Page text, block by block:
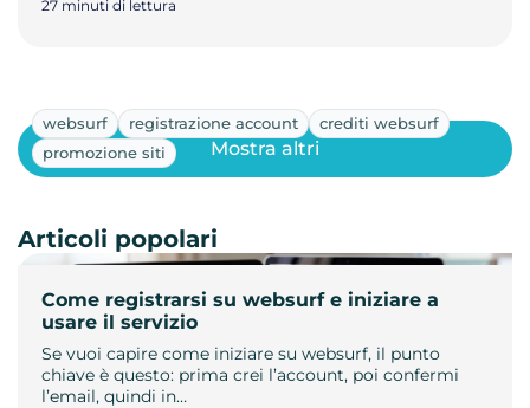
27 minuti di lettura
websurf registrazione account
crediti websurf
promozione siti
Come registrarsi su websurf e iniziare a
usare il servizio
Se vuoi capire come iniziare su websurf, il punto
chiave è questo: prima crei l’account, poi confermi
l’email, quindi in…
Mostra altri
Articoli popolari